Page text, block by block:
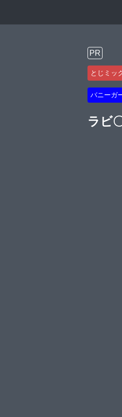
PR
とじミッ
バニーガ
ラビ